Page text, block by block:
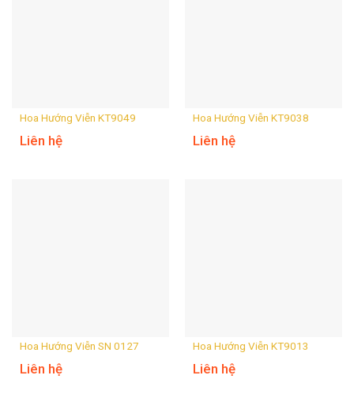
Hoa Hướng Viễn KT9049
Liên hệ
Hoa Hướng Viễn KT9038
Liên hệ
Hoa Hướng Viễn SN 0127
Liên hệ
Hoa Hướng Viễn KT9013
Liên hệ